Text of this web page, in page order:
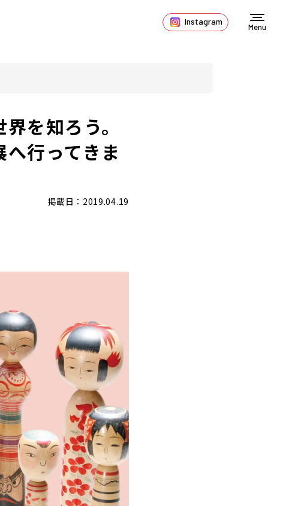
Instagram
Menu
を知ろう。
行ってきま
掲載日：2019.04.19